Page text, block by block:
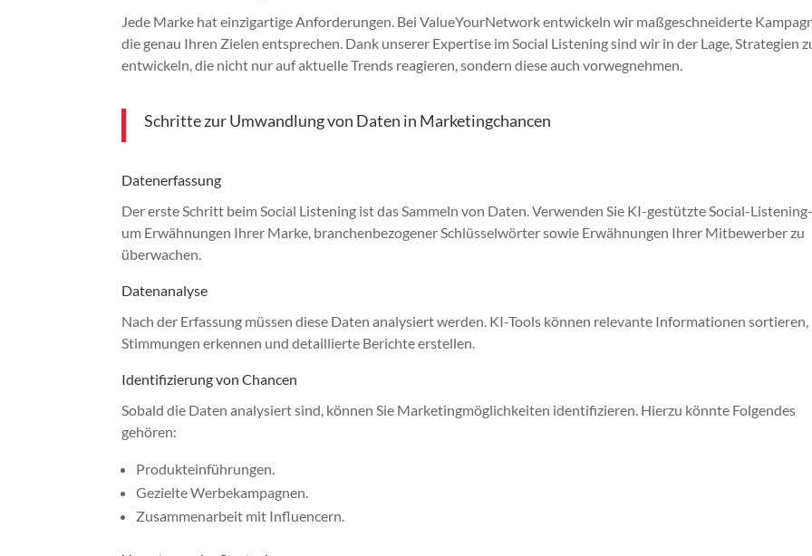
Jede Marke hat einzigartige Anforderungen. Bei ValueYourNetwork entwickeln wir maßgeschneiderte
die genau Ihren Zielen entsprechen. Dank unserer Expertise im Social Listening sind wir in der Lage, Strategien
entwickeln, die nicht nur auf aktuelle Trends reagieren, sondern diese auch vorwegnehmen.
Schritte zur Umwandlung von Daten in Marketingchancen
Datenerfassung
Der erste Schritt beim Social Listening ist das Sammeln von Daten. Verwenden Sie KI-gestützte Social-Listening-
um Erwähnungen Ihrer Marke, branchenbezogener Schlüsselwörter sowie Erwähnungen Ihrer Mitbewerber zu
überwachen.
Datenanalyse
Nach der Erfassung müssen diese Daten analysiert werden. KI-Tools können relevante Informationen sortieren,
Stimmungen erkennen und detaillierte Berichte erstellen.
Identifizierung von Chancen
Sobald die Daten analysiert sind, können Sie Marketingmöglichkeiten identifizieren. Hierzu könnte Folgendes
gehören:
Produkteinführungen.
Gezielte Werbekampagnen.
Zusammenarbeit mit Influencern.